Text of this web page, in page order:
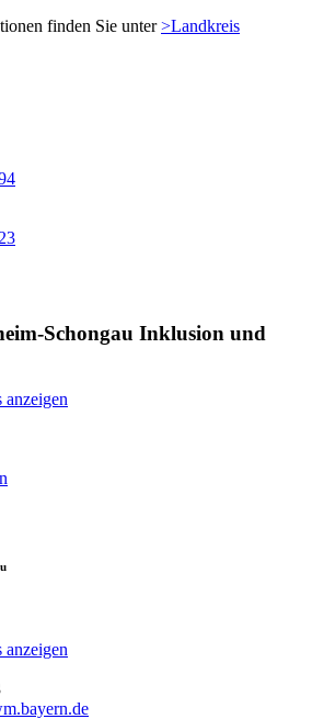
finden Sie unter>Landkreis
Schongau Inklusion und
anzeigen
anzeigen